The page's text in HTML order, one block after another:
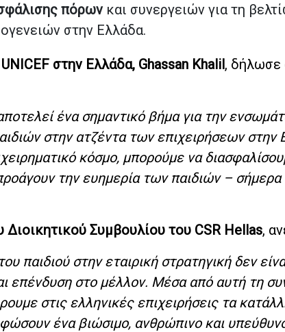
πόρωνκαι συνεργειών για τη
στην Ελλάδα.
στην Ελλάδα, Ghassan Khalil, δήλωσε
ένα σημαντικό βήμα για την
στην ατζέντα των επιχειρήσεων στην
κόσμο, μπορούμε να
την ευημερία των παιδιών – σήμερα
Συμβουλίου του CSR Hellas,
παιδιού στην εταιρική στρατηγική δεν
επένδυση στο μέλλον. Μέσα από αυτή τη
στις ελληνικές επιχειρήσεις τα
ένα βιώσιμο, ανθρώπινο και